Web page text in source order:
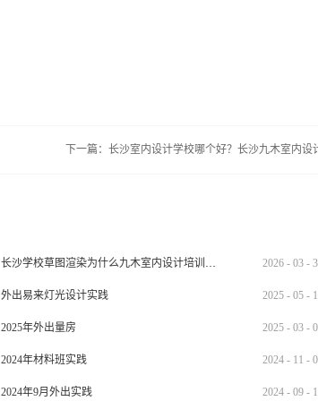
下一篇： 长沙室内设计学校哪个好？长沙九木室内设
长沙学校草图渲染为什么九木室内设计培训机构好？ 2026 - 03 -
外出易来灯光设计实践 2025 - 05 -
2025年外出量房 2025 - 03 -
2024年材料班实践 2024 - 11 -
2024年9月外出实践 2024 - 09 -